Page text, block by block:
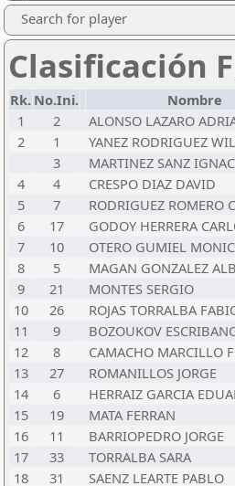
Search for player
Clasificación
Rk. No.Ini. Nombre
1
2 ALONSO LAZARO
2
1 YANEZ RODRIGUEZ
3
MARTINEZ SANZ
4
4 CRESPO DIAZ DAVID
5
7 RODRIGUEZ ROMERO
6
17 GODOY HERRERA
7
10 OTERO GUMIEL
8
5 MAGAN GONZALEZ
9
21 MONTES SERGIO
10
26 ROJAS TORRALBA
11
9 BOZOUKOV
12
8 CAMACHO MARCILLO
13
27 ROMANILLOS JORGE
14
6 HERRAIZ GARCIA
15
19 MATA FERRAN
16
11 BARRIOPEDRO JORGE
17
33 TORRALBA SARA
18
31 SAENZ LEARTE PABLO